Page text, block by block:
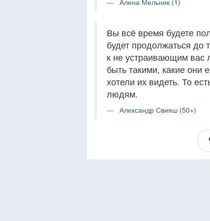
Алена Мельник (1)
Вы всё время будете
будет продолжаться до
к не устраивающим вас
быть такими, какие они
хотели их видеть. То
людям.
Александр Свияш (50+)